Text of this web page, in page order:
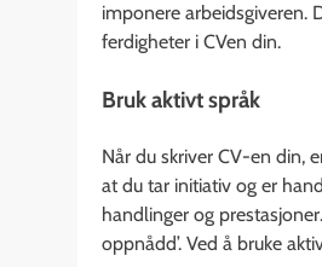
imponere arbeidsgiveren.
ferdigheter i CVen din.
Bruk aktivt språk
Når du skriver CV-en din,
at du tar initiativ og er
handlinger og
oppnådd’. Ved å bruke